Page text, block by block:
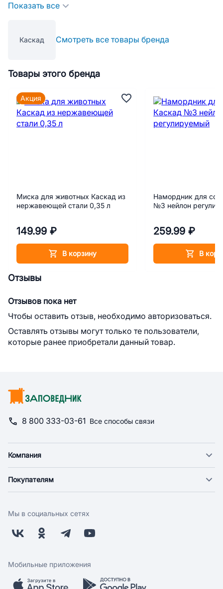
Показать все
Каскад Смотреть все товары бренда
Товары этого бренда
Миска для животных Каскад из
нержавеющей стали 0,35 л
149.99 ₽
В корзину
Акция
Намордник для
№3 нейлон
259.99 ₽
В
Отзывы
Отзывов пока нет
Чтобы оставить отзыв, необходимо авторизоваться.
Оставлять отзывы могут только те пользователи,
которые ранее приобретали данный товар.
8 800 333-03-61 Все способы связи
Компания
Новости
Поставщикам
Заводчикам
Обратная связь
Покупателям
Оплата
Бонусная программа
Скидки и акции
Мобильное приложение
Мы в социальных сетях
Мобильные приложения